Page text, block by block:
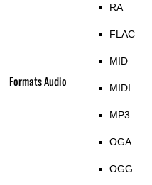
Formats Audio
RA
FLAC
MID
MIDI
MP3
OGA
OGG